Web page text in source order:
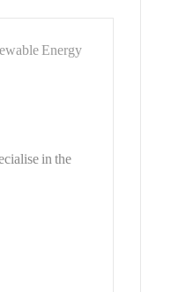
Energy
in the